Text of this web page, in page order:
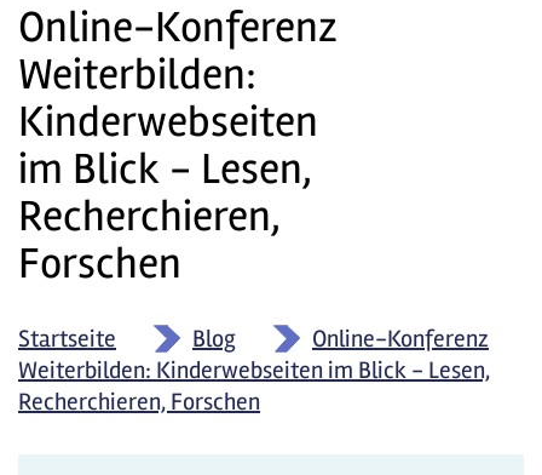
Online-Konferenz
Weiterbilden:
Kinderwebseiten
im Blick - Lesen,
Recherchieren,
Forschen
Startseite » Blog »
Online-Konferenz
Weiterbilden: Kinderwebseiten im Blick - Lesen,
Recherchieren, Forschen